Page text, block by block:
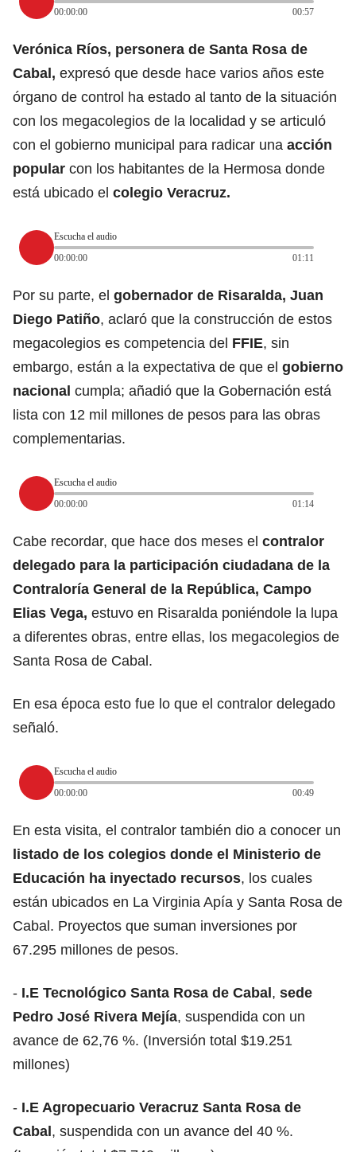
00:00:00
00:57
Verónica Ríos, personera de Santa Rosa de
Cabal, expresó que desde hace varios años este
órgano de control ha estado al tanto de la situación
con los megacolegios de la localidad y se articuló
con el gobierno municipal para radicar una acción
popular con los habitantes de la Hermosa donde
está ubicado el colegio Veracruz.
Escucha el audio
00:00:00
01:11
Por su parte, el gobernador de Risaralda, Juan
Diego Patiño, aclaró que la construcción de estos
megacolegios es competencia del FFIE, sin
embargo, están a la expectativa de que el gobierno
nacional cumpla; añadió que la Gobernación está
lista con 12 mil millones de pesos para las obras
complementarias.
Escucha el audio
00:00:00
01:14
Cabe recordar, que hace dos meses el contralor
delegado para la participación ciudadana de la
Contraloría General de la República, Campo
Elias Vega, estuvo en Risaralda poniéndole la lupa
a diferentes obras, entre ellas, los megacolegios de
Santa Rosa de Cabal.
En esa época esto fue lo que el contralor delegado
señaló.
Escucha el audio
00:00:00
00:49
En esta visita, el contralor también dio a conocer un
listado de los colegios donde el Ministerio de
Educación ha inyectado recursos, los cuales
están ubicados en La Virginia Apía y Santa Rosa de
Cabal. Proyectos que suman inversiones por
67.295 millones de pesos.
- I.E Tecnológico Santa Rosa de Cabal, sede
Pedro José Rivera Mejía, suspendida con un
avance de 62,76 %. (Inversión total $19.251
millones)
- I.E Agropecuario Veracruz Santa Rosa de
Cabal, suspendida con un avance del 40 %.